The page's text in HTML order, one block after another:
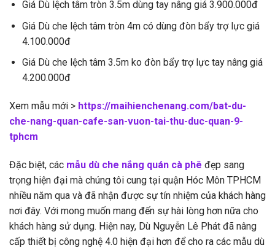
Giá Dù lệch tâm tròn 3.5m dùng tay nâng giá 3.900.000đ
Giá Dù che lệch tâm tròn 4m có dùng đòn bẩy trợ lực giá
4.100.000đ
Giá Dù che lệch tâm 3.5m ko đòn bẩy trợ lực tay nâng giá
4.200.000đ
Xem mẫu mới > https://maihienchenang.com/bat-du-
che-nang-quan-cafe-san-vuon-tai-thu-duc-quan-9-
tphcm
Đặc biệt, các mẫu dù che nắng quán cà phê đẹp sang
trọng hiện đại mà chúng tôi cung tại quận Hóc Môn TPHCM
nhiều năm qua và đã nhận được sự tín nhiệm của khách hàng
nơi đây. Với mong muốn mang đến sự hài lòng hơn nữa cho
khách hàng sử dụng. Hiện nay, Dù Nguyễn Lê Phát đã nâng
cấp thiết bị công nghệ 4.0 hiện đại hơn để cho ra các mẫu dù